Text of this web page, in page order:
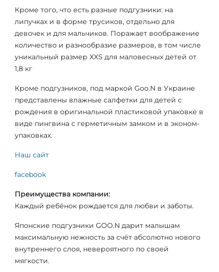
Кроме того, что есть разные подгузники: на
липучках и в форме трусиков, отдельно для
девочек и для мальчиков. Поражает воображение
количество и разнообразие размеров, в том числе
уникальный размер XXS для маловесных детей от
1,8 кг
Кроме подгузников, под маркой Goo.N в Украине
представлены влажные салфетки для детей с
рождения в оригинальной пластиковой упаковке в
виде пингвина с герметичным замком и в эконом-
упаковках.
Наш сайт
facebook
Преимущества компании:
Каждый ребёнок рождается для любви и заботы.
Японские подгузники GOO.N дарит малышам
максимальную нежность за счёт абсолютно нового
внутреннего слоя, невероятного по своей
мягкости.